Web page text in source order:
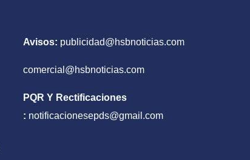
Avisos: publicidad@hsbnoticias.com
comercial@hsbnoticias.com
PQR Y Rectificaciones
: notificacionesepds@gmail.com